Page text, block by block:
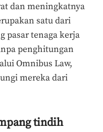
dan meningkatnya
satu dari
pasar tenaga kerja
penghitungan
Omnibus Law,
mereka dari
tindih